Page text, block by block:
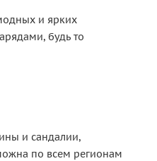
и ярких
будь то
и сандалии,
по всем регионам